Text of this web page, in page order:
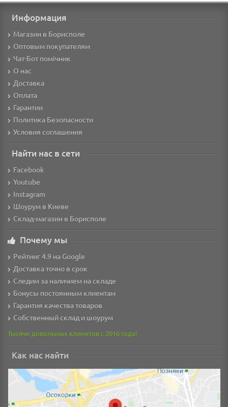
Информация
Магазин в Борисполе
Оптовым покупателям
Чат-Бот помічник
О нас
Доставка
Оплата
Гарантии
Политика Безопасности
Условия соглашения
Найти нас в сети
Facebook
Youtube
Instagram
Шоурум в Киеве
Склад-магазин в Борисполе
Почему мы
Рейтинг 4.9 на Google
Доставка точно в срок
Следим за наличием на складе
Бонусы постоянным клиентам
Гарантия качества товаров
Собственный склад и шоурум
Тысячи довольных клиентов с 2016 года!
Как нас найти